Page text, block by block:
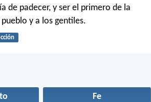
de padecer, y ser el primero de la
y a los gentiles.
Fe